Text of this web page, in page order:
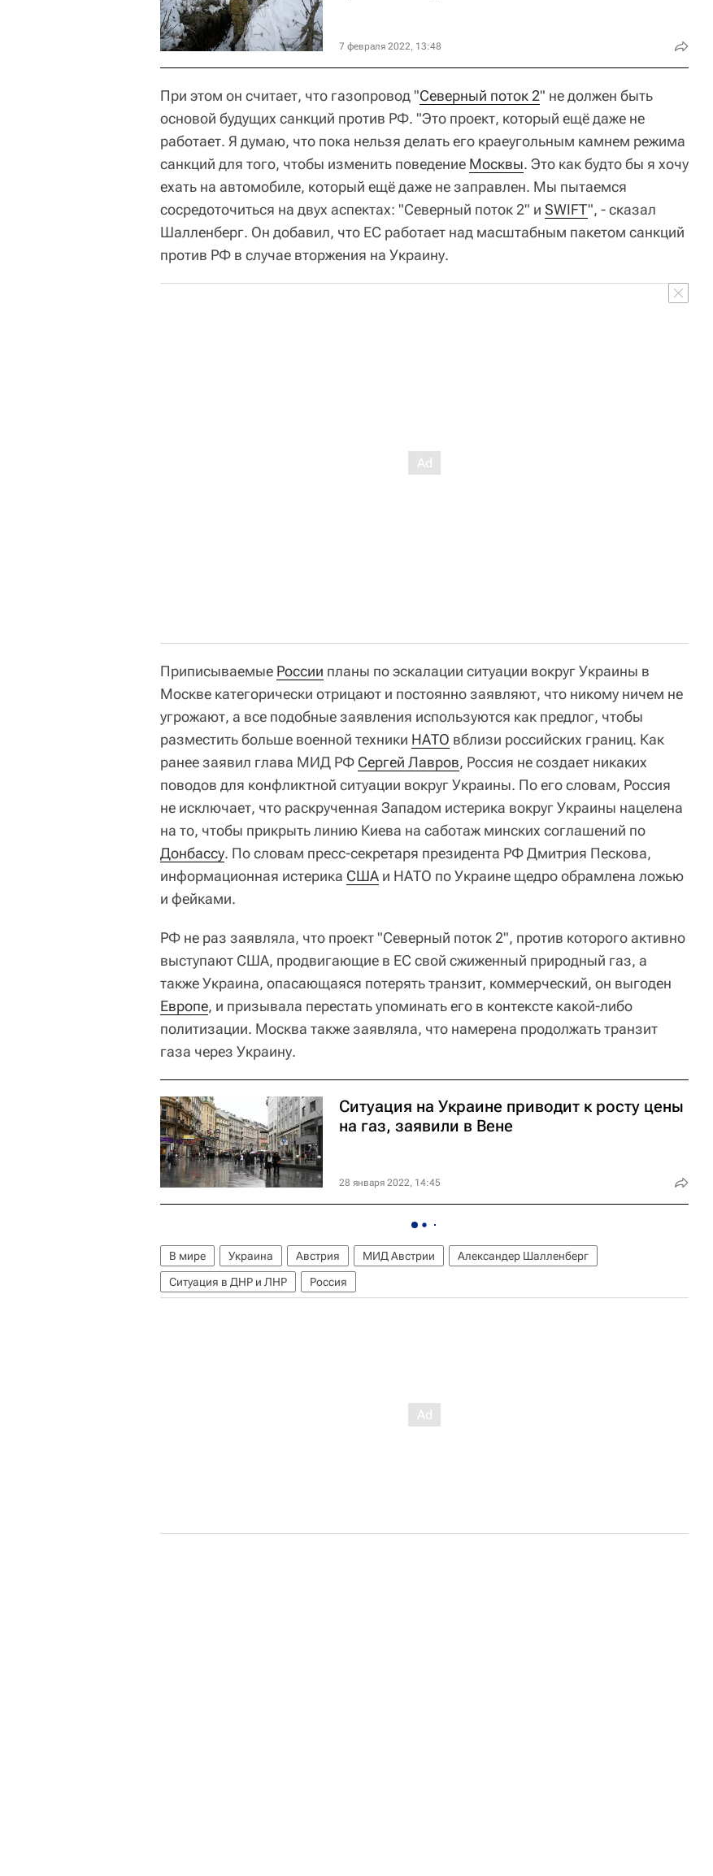
7 февраля 2022, 13:48
При этом он считает, что газопровод "Северный поток 2" не должен быть
основой будущих санкций против РФ. "Это проект, который ещё даже не
работает. Я думаю, что пока нельзя делать его краеугольным камнем режима
санкций для того, чтобы изменить поведение Москвы. Это как будто бы я хочу
ехать на автомобиле, который ещё даже не заправлен. Мы пытаемся
сосредоточиться на двух аспектах: "Северный поток 2" и SWIFT", - сказал
Шалленберг. Он добавил, что ЕС работает над масштабным пакетом санкций
против РФ в случае вторжения на Украину.
Приписываемые России планы по эскалации ситуации вокруг Украины в
Москве категорически отрицают и постоянно заявляют, что никому ничем не
угрожают, а все подобные заявления используются как предлог, чтобы
разместить больше военной техники НАТО вблизи российских границ. Как
ранее заявил глава МИД РФ Сергей Лавров, Россия не создает никаких
поводов для конфликтной ситуации вокруг Украины. По его словам, Россия
не исключает, что раскрученная Западом истерика вокруг Украины нацелена
на то, чтобы прикрыть линию Киева на саботаж минских соглашений по
Донбассу. По словам пресс-секретаря президента РФ Дмитрия Пескова,
информационная истерика США и НАТО по Украине щедро обрамлена ложью
и фейками.
РФ не раз заявляла, что проект "Северный поток 2", против которого активно
выступают США, продвигающие в ЕС свой сжиженный природный газ, а
также Украина, опасающаяся потерять транзит, коммерческий, он выгоден
Европе, и призывала перестать упоминать его в контексте какой-либо
политизации. Москва также заявляла, что намерена продолжать транзит
газа через Украину.
Ситуация на Украине приводит к росту цены
на газ, заявили в Вене
28 января 2022, 14:45
В мире Украина Австрия МИД Австрии
Александер Шалленберг
Ситуация в ДНР и ЛНР
Россия